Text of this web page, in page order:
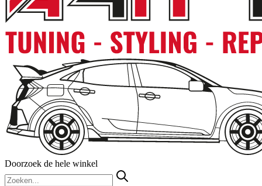
Doorzoek de hele winkel